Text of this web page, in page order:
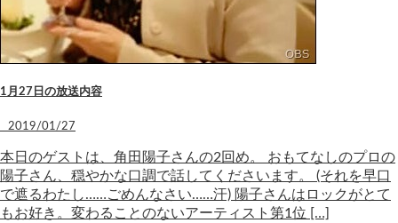
1月27日の放送内容
2019/01/27
本日のゲストは、角田陽子さんの2回め。 おもてなしのプロの
陽子さん、穏やかな口調で話してくださいます。 (それを早口
で遮るわたし……ごめんなさい……汗) 陽子さんはロックがとて
もお好き。変わることのないアーティスト第1位 […]